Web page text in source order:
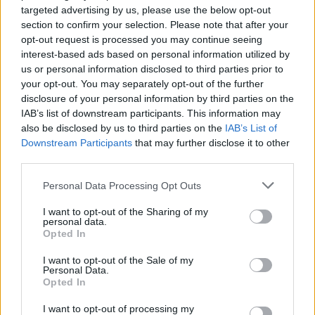
targeted advertising by us, please use the below opt-out
section to confirm your selection. Please note that after your
opt-out request is processed you may continue seeing
interest-based ads based on personal information utilized by
us or personal information disclosed to third parties prior to
your opt-out. You may separately opt-out of the further
disclosure of your personal information by third parties on the
IAB’s list of downstream participants. This information may
also be disclosed by us to third parties on the IAB’s List of
Downstream Participants that may further disclose it to other
Please note that this website/app uses one or more Google
not limited to your visit or usage behaviour. You may click to
grant or deny consent to Google and its third-party tags to
use your data for below specified purposes in below Google
consent section.
Personal Data Processing Opt Outs
I want to opt-out of the Sharing of my
personal data.
Opted In
I want to opt-out of the Sale of my
Personal Data.
Opted In
I want to opt-out of processing my
Országgyűlés
Kiterjedt tüzek pusztítanak az országban, köztük Karcagon
Harmadfokú hőségriasztás az országban: Szolnokon klímát
javítottak, helikoptereket is bevetettek a tüzeknél
A zárkában rosszul lett, elájult – ilyen körülményekről
számoltak be a szolnoki börtönből
Váratlan fennakadás borította fel a Szolnok–Kecskemét
A polgármester a szolnoki cégekhez fordult: több száz
Csődbe ment a tószegi Accell Hunland, a hazai
kerékpárgyártás meghatározó szereplője
Egyszer fent, egyszer lent, így festett a Duna a két évvel
ezelőtti árvíz idején és így most – fotógyűjtemény